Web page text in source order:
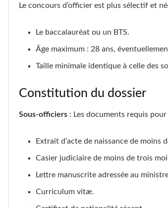
Le concours d’officier est plus sélectif et
Le baccalauréat ou un BTS.
Âge maximum : 28 ans,
Taille minimale identique à celle des
Constitution du dossier
Sous-officiers : Les documents requis
Extrait d’acte de naissance de moins
Casier judiciaire de moins de trois
Lettre manuscrite adressée au
Curriculum vitæ.